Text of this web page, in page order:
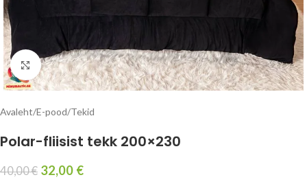
Kliki suurendamiseks
Avaleht/E-pood/Tekid
Polar-fliisist tekk 200×230
40,00€ 32,00 €